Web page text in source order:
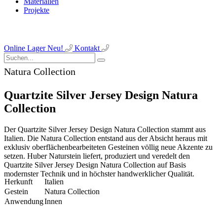
Projekte
Online LagerNeu! Kontakt
Natura Collection
Quartzite Silver Jersey Design Natura
Collection
Der Quartzite Silver Jersey Design Natura Collection stammt aus
Italien. Die Natura Collection entstand aus der Absicht heraus mit
exklusiv oberflächenbearbeiteten Gesteinen völlig neue Akzente zu
setzen. Huber Naturstein liefert, produziert und veredelt den
Quartzite Silver Jersey Design Natura Collection auf Basis
modernster Technik und in höchster handwerklicher Qualität.
Herkunft
Italien
Gestein
Natura Collection
AnwendungInnen